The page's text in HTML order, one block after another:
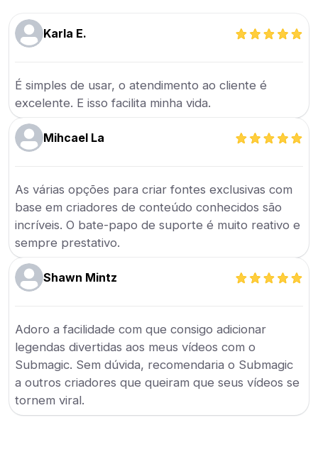
Karla E.
É simples de usar, o atendimento ao cliente é
excelente. E isso facilita minha vida.
Mihcael La
As várias opções para criar fontes exclusivas com
base em criadores de conteúdo conhecidos são
incríveis. O bate-papo de suporte é muito reativo e
sempre prestativo.
Shawn Mintz
Adoro a facilidade com que consigo adicionar
legendas divertidas aos meus vídeos com o
Submagic. Sem dúvida, recomendaria o Submagic
a outros criadores que queiram que seus vídeos se
tornem viral.